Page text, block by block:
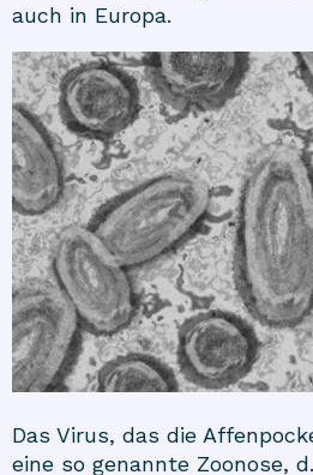
auch in Europa.
Das Virus, das die
eine so genannte Zoonose,